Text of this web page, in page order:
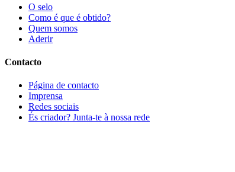
O selo
Como é que é obtido?
Quem somos
Aderir
Contacto
Página de contacto
Imprensa
Redes sociais
És criador? Junta-te à nossa rede